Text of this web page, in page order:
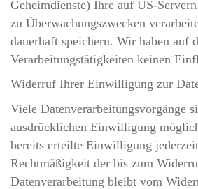
Geheimdienste) Ihre auf US-
zu Überwachungszwecken
dauerhaft speichern. Wir haben auf
Verarbeitungstätigkeiten keinen
Widerruf Ihrer Einwilligung zur
Viele Datenverarbeitungsvorgänge
ausdrücklichen Einwilligung
bereits erteilte Einwilligung
Rechtmäßigkeit der bis zum
Datenverarbeitung bleibt vom